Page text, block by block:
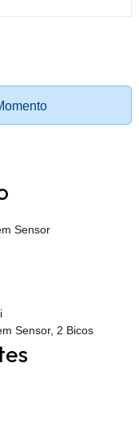
Sensor
Sensor, 2 Bicos